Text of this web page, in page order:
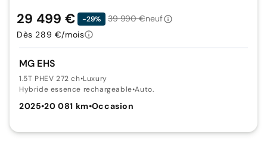
MG EHS
1.5T PHEV 272 ch•Luxury
Hybride essence rechargeable•Auto.
2025•20 081 km•Occasion
29 499 € -29% 39 990 €neuf
Dès 289 €/mois